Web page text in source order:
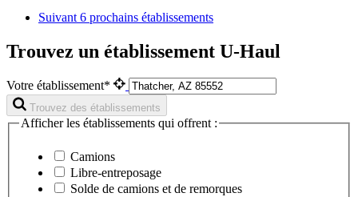
Suivant 6 prochains établissements
Trouvez un établissement U-Haul
Votre établissement*
Trouvez des établissements
Afficher les établissements qui offrent :
Camions
Libre-entreposage
Solde de camions et de remorques